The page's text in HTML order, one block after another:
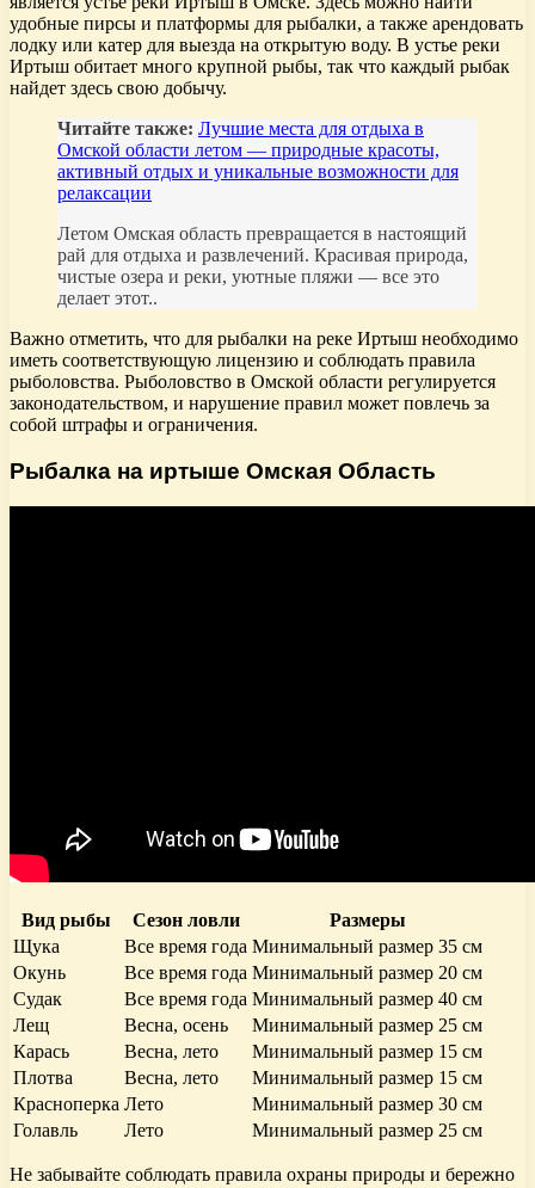
удобные пирсы и платформы для рыбалки, а также арендовать
лодку или катер для выезда на открытую воду. В устье реки
Иртыш обитает много крупной рыбы, так что каждый рыбак
найдет здесь свою добычу.
Читайте также: Лучшие места для отдыха в
Омской области летом — природные красоты,
активный отдых и уникальные возможности для
релаксации
Летом Омская область превращается в настоящий
рай для отдыха и развлечений. Красивая природа,
чистые озера и реки, уютные пляжи — все это
делает этот..
Важно отметить, что для рыбалки на реке Иртыш необходимо
иметь соответствующую лицензию и соблюдать правила
рыболовства. Рыболовство в Омской области регулируется
законодательством, и нарушение правил может повлечь за
собой штрафы и ограничения.
Рыбалка на иртыше Омская Область
Вид рыбы Сезон ловли
Размеры
Щука
Все время года Минимальный размер 35 см
Окунь
Все время года Минимальный размер 20 см
Судак
Все время года Минимальный размер 40 см
Лещ
Весна, осень
Минимальный размер 25 см
Карась
Весна, лето
Минимальный размер 15 см
Плотва
Весна, лето
Минимальный размер 15 см
Красноперка Лето
Минимальный размер 30 см
Голавль
Лето Минимальный размер 25 см
Не забывайте соблюдать правила охраны природы и бережно